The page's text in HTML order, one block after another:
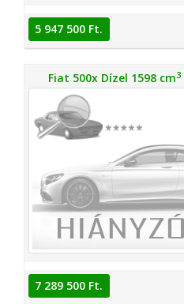
5 947 500 Ft.
Fiat 500x Dízel 1598 cm3
7 289 500 Ft.